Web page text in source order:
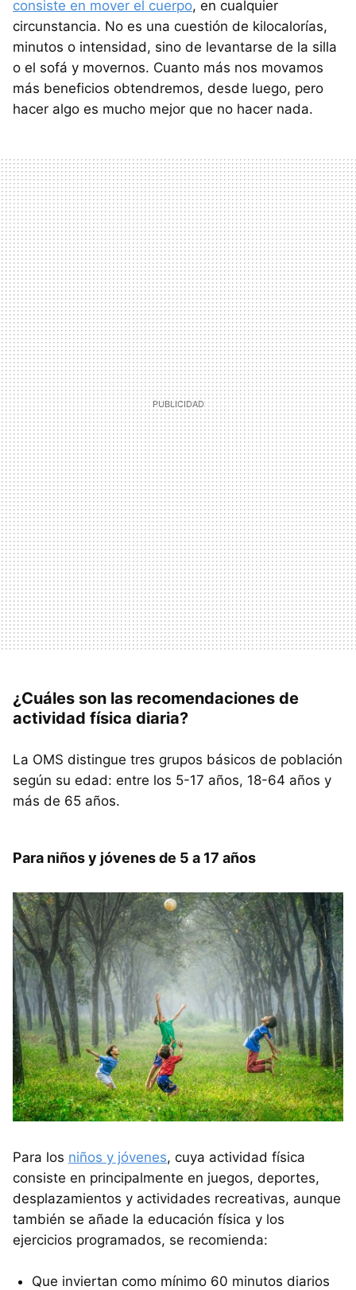
consiste en mover el cuerpo, en cualquier
circunstancia. No es una cuestión de kilocalorías,
minutos o intensidad, sino de levantarse de la silla
o el sofá y movernos. Cuanto más nos movamos
más beneficios obtendremos, desde luego, pero
hacer algo es mucho mejor que no hacer nada.
¿Cuáles son las recomendaciones de
actividad física diaria?
La OMS distingue tres grupos básicos de población
según su edad: entre los 5-17 años, 18-64 años y
más de 65 años.
Para niños y jóvenes de 5 a 17 años
Para los niños y jóvenes, cuya actividad física
consiste en principalmente en juegos, deportes,
desplazamientos y actividades recreativas, aunque
también se añade la educación física y los
ejercicios programados, se recomienda:
Que inviertan como mínimo 60 minutos diarios